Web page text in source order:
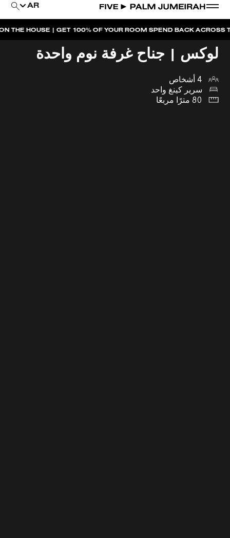
AR
| GET 100% OF YOUR ROOM SPEND BACK ACROSS THE
لوكس | جناح غرفة نوم واحدة
4 أشخاص
سرير كينغ واحد
80 مترًا مربعًا